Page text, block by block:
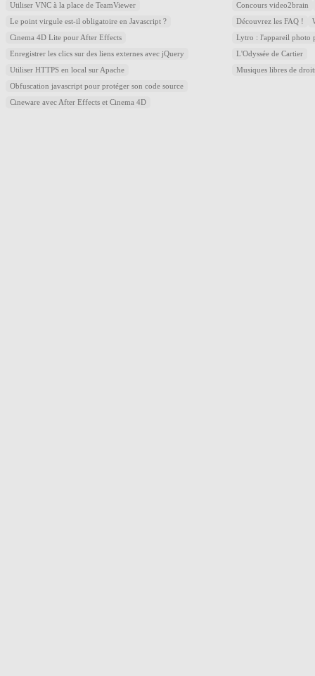
Utiliser VNC à la place de TeamViewer
Le point virgule est-il obligatoire en Javascript ?
Cinema 4D Lite pour After Effects
Enregistrer les clics sur des liens externes avec jQuery
Utiliser HTTPS en local sur Apache
Obfuscation javascript pour protéger son code source
Cineware avec After Effects et Cinema 4D
Concours video2brain
Découvrez les FAQ !
Lytro : l'appareil photo
L'Odyssée de Cartier
Musiques libres de